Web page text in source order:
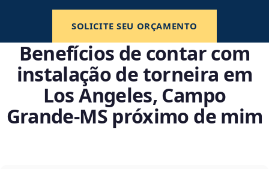
SOLICITE SEU ORÇAMENTO
Benefícios de contar com
instalação de torneira em
Los Angeles, Campo
Grande‑MS próximo de mim